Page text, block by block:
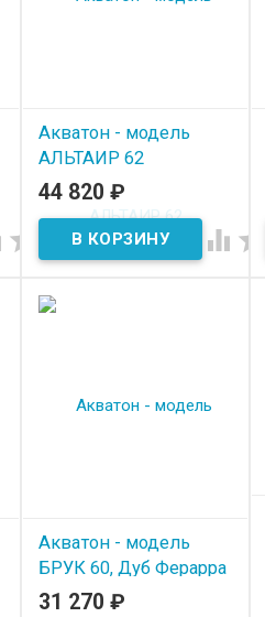

Акватон - модель
АЛЬТАИР 62
В наличии
44 820 ₽
 
Акватон - модель
БРУК 60, Дуб Ферарра
31 270 ₽